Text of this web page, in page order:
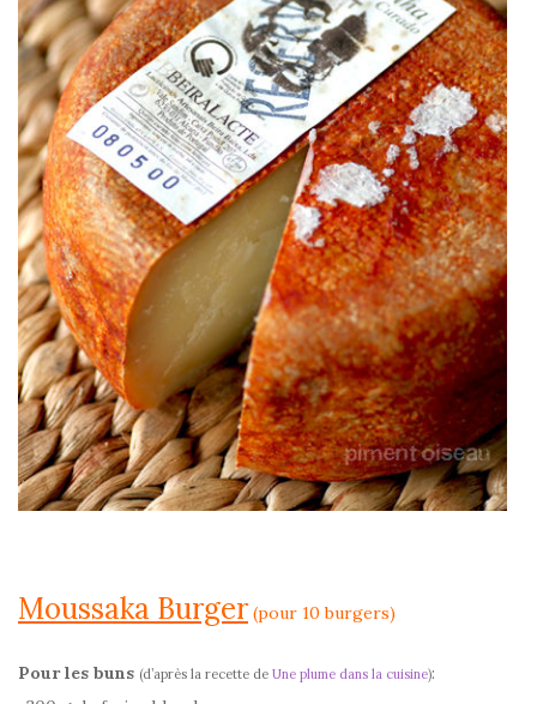
Moussaka Burger (pour 10 burgers)
Pour les buns (d’après la recette de Une plume dans la cuisine):